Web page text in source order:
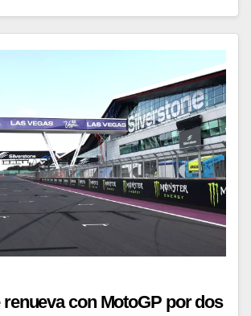
con MotoGP por dos